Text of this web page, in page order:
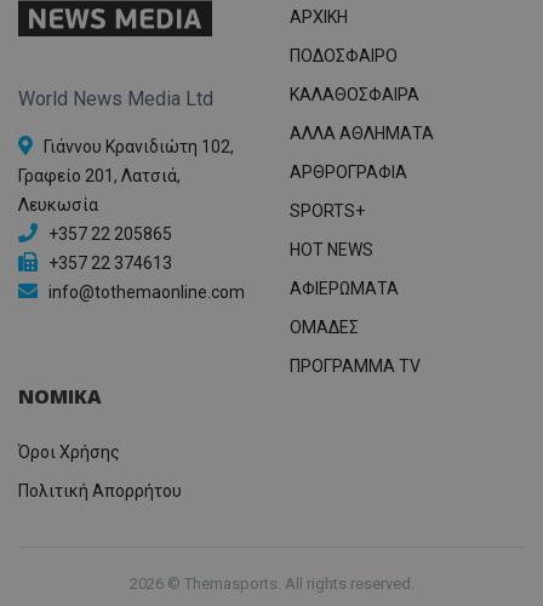
World News Media Ltd
Γιάννου Κρανιδιώτη 102,
Γραφείο 201, Λατσιά,
Λευκωσία
+357 22 205865
+357 22 374613
info@tothemaonline.com
ΑΡΧΙΚΗ
ΠΟΔΟΣΦΑΙΡΟ
ΚΑΛΑΘΟΣΦΑΙΡΑ
ΑΛΛΑ ΑΘΛΗΜΑΤΑ
ΑΡΘΡΟΓΡΑΦΙΑ
SPORTS+
HOT NEWS
ΑΦΙΕΡΩΜΑΤΑ
ΟΜΑΔΕΣ
ΠΡΟΓΡΑΜΜΑ TV
ΝΟΜΙΚΑ
Όροι Χρήσης
Πολιτική Απορρήτου
2026 © Themasports. All rights reserved.